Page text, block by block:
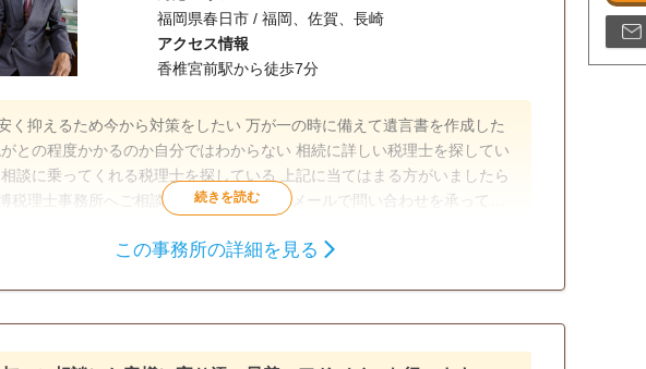
福岡県春日市 / 福岡、佐賀、長崎
アクセス情報
香椎宮前駅から徒歩7分
く抑えるため今から対策をしたい 万が一の時に備えて遺言書を作成した
との程度かかるのか自分ではわからない 相続に詳しい税理士を探してい
ってくれる税理士を探している 上記に当てはまる方がいましたら
税理士事務所へご相談ください。 電話・メールで問い合わせを承ってお
相続税申告
この事務所の詳細を見る